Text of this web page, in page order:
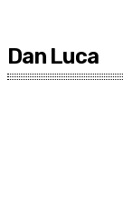
Dan Luca